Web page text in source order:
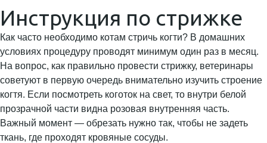
Инструкция по стрижке
Как часто необходимо котам стричь когти? В домашних
условиях процедуру проводят минимум один раз в месяц.
На вопрос, как правильно провести стрижку, ветеринары
советуют в первую очередь внимательно изучить строение
когтя. Если посмотреть коготок на свет, то внутри белой
прозрачной части видна розовая внутренняя часть.
Важный момент — обрезать нужно так, чтобы не задеть
ткань, где проходят кровяные сосуды.